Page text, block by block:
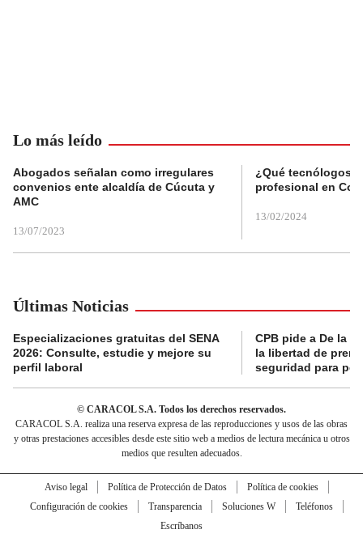
Lo más leído
Abogados señalan como irregulares
convenios ente alcaldía de Cúcuta y
AMC
13/07/2023
¿Qué tecnólogos
profesional en
13/02/2024
Últimas Noticias
Especializaciones gratuitas del SENA
2026: Consulte, estudie y mejore su
perfil laboral
CPB pide a De la
la libertad de
seguridad para
© CARACOL S.A. Todos los derechos reservados.
CARACOL S.A. realiza una reserva expresa de las reproducciones y usos de las obras
y otras prestaciones accesibles desde este sitio web a medios de lectura mecánica u otros
medios que resulten adecuados.
Aviso legal Política de Protección de Datos
Política de cookies
Configuración de cookies
Transparencia Soluciones W
Teléfonos
Escríbanos